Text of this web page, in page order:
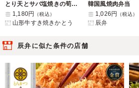
とり天とサバ塩焼きの筍の炊き込みご飯弁当
1,180円
（税込）
山形牛すき焼きかとう
韓国風焼肉弁当
1,026円
（税込）
辰弁
辰弁に似た条件の店舗